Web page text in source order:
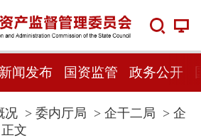
新闻发布 国资监管 政务公开
况> 委内厅局 > 企干二局 > 企
文